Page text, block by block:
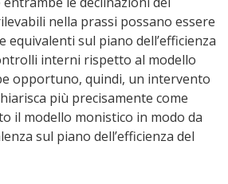
nella prassi possano essere
sul piano dell’efficienza
interni rispetto al modello
opportuno, quindi, un intervento
più precisamente come
il modello monistico in modo da
sul piano dell’efficienza del